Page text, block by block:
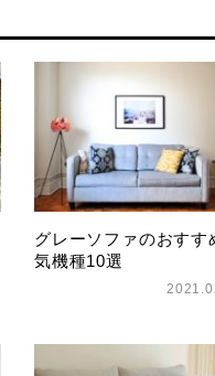
グレーソファのおすす
気機種10選